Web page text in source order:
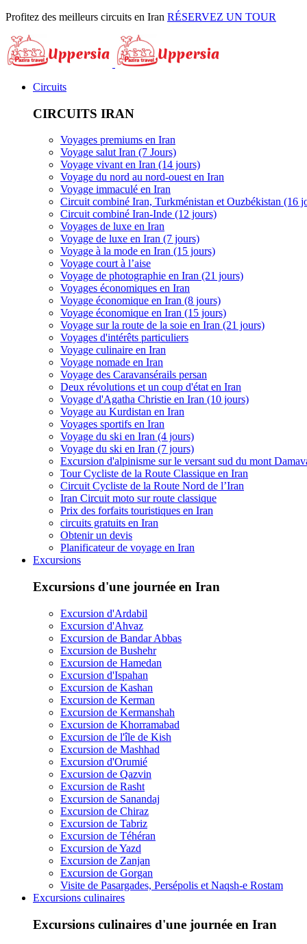
Profitez des meilleurs circuits en Iran RÉSERVEZ UN TOUR
Circuits
CIRCUITS IRAN
Voyages premiums en Iran
Voyage salut Iran (7 Jours)
Voyage vivant en Iran (14 jours)
Voyage du nord au nord-ouest en Iran
Voyage immaculé en Iran
Circuit combiné Iran, Turkménistan et Ouzbékistan (16
Circuit combiné Iran-Inde (12 jours)
Voyages de luxe en Iran
Voyage de luxe en Iran (7 jours)
Voyage à la mode en Iran (15 jours)
Voyage court à l’aise
Voyage de photographie en Iran (21 jours)
Voyages économiques en Iran
Voyage économique en Iran (8 jours)
Voyage économique en Iran (15 jours)
Voyage sur la route de la soie en Iran (21 jours)
Voyages d'intérêts particuliers
Voyage culinaire en Iran
Voyage nomade en Iran
Voyage des Caravansérails persan
Deux révolutions et un coup d'état en Iran
Voyage d'Agatha Christie en Iran (10 jours)
Voyage au Kurdistan en Iran
Voyages sportifs en Iran
Voyage du ski en Iran (4 jours)
Voyage du ski en Iran (7 jours)
Excursion d'alpinisme sur le versant sud du mont
Tour Cycliste de la Route Classique en Iran
Circuit Cycliste de la Route Nord de l’Iran
Iran Circuit moto sur route classique
Prix des forfaits touristiques en Iran
circuits gratuits en Iran
Obtenir un devis
Planificateur de voyage en Iran
Excursions
Excursions d'une journée en Iran
Excursion d'Ardabil
Excursion d'Ahvaz
Excursion de Bandar Abbas
Excursion de Bushehr
Excursion de Hamedan
Excursion d'Ispahan
Excursion de Kashan
Excursion de Kerman
Excursion de Kermanshah
Excursion de Khorramabad
Excursion de l'île de Kish
Excursion de Mashhad
Excursion d'Orumié
Excursion de Qazvin
Excursion de Rasht
Excursion de Sanandaj
Excursion de Chiraz
Excursion de Tabriz
Excursion de Téhéran
Excursion de Yazd
Excursion de Zanjan
Excursion de Gorgan
Visite de Pasargades, Persépolis et Naqsh-e Rostam
Excursions culinaires
Excursions culinaires d'une journée en Iran